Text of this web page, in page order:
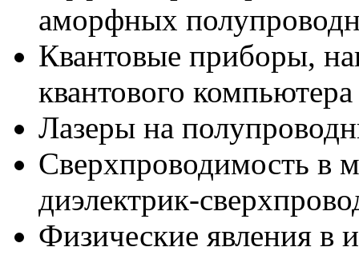
аморфных
Квантовые приборы,
квантового компьютера
Лазеры на
Сверхпроводимость в
диэлектрик-
Физические явления